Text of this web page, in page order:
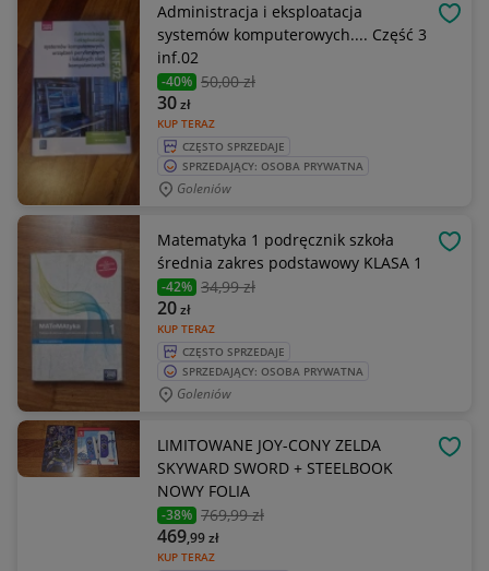
Administracja i eksploatacja
systemów komputerowych.... Część 3
inf.02
-40% 50,00 zł
KUP TERAZ
30zł
CZĘSTO SPRZEDAJE
SPRZEDAJĄCY: OSOBA PRYWATNA
Goleniów
Matematyka 1 podręcznik szkoła
średnia zakres podstawowy KLASA 1
-42% 34,99 zł
KUP TERAZ
20zł
CZĘSTO SPRZEDAJE
SPRZEDAJĄCY: OSOBA PRYWATNA
Goleniów
LIMITOWANE JOY-CONY ZELDA
SKYWARD SWORD + STEELBOOK
NOWY FOLIA
-38% 769,99 zł
KUP TERAZ
469,99zł